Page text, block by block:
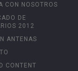
CON NOSOTROS
DE
2012
ANTENAS
CONTENT